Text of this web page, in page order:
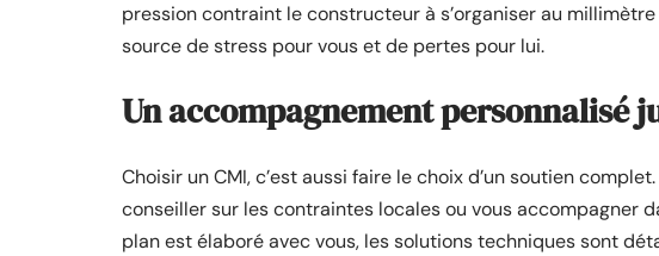
pression contraint le constructeur à s’organiser au
source de stress pour vous et de pertes pour lui.
Un accompagnement personnalisé
Choisir un CMI, c’est aussi faire le choix d’un soutien
conseiller sur les contraintes locales ou vous accompagner
plan est élaboré avec vous, les solutions techniques sont